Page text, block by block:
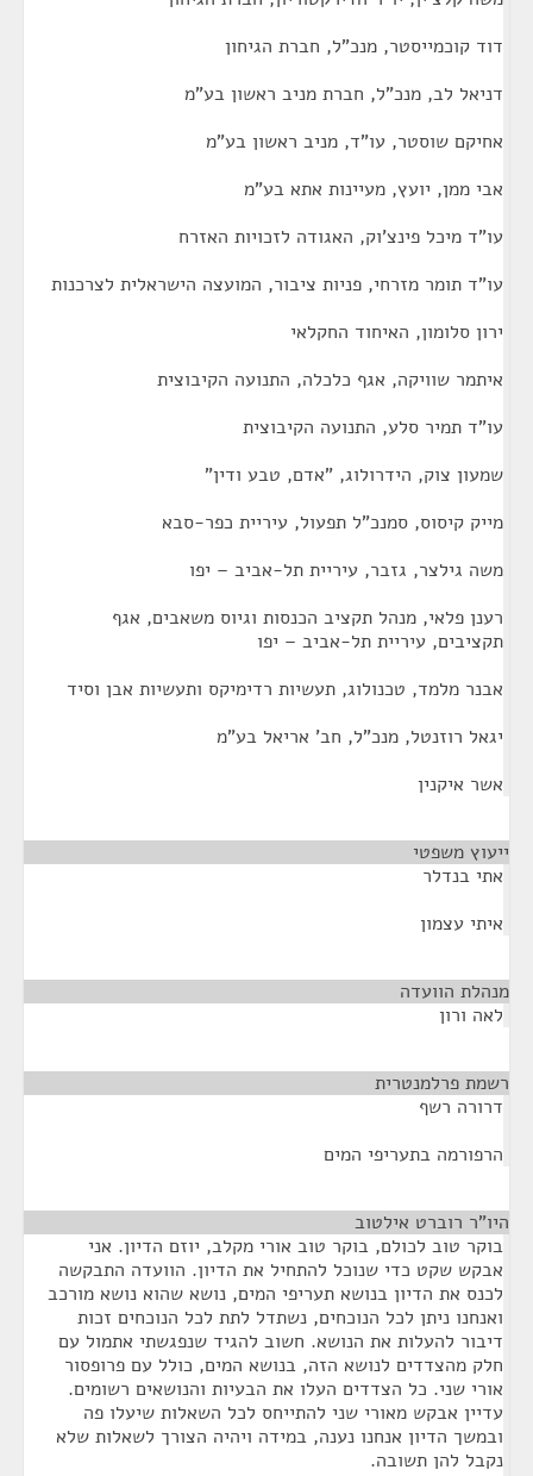
דוד קוכמייסטר, מנכ"ל, חברת הגיחון
דניאל לב, מנכ"ל, חברת מניב ראשון בע"מ
אחיקם שוסטר, עו"ד, מניב ראשון בע"מ
אבי ממן, יועץ, מעיינות אתא בע"מ
עו"ד מיכל פינצ'וק, האגודה לזכויות האזרח
עו"ד תומר מזרחי, פניות ציבור, המועצה הישראלית לצרכנות
ירון סלומון, האיחוד החקלאי
איתמר שוויקה, אגף כלכלה, התנועה הקיבוצית
עו"ד תמיר סלע, התנועה הקיבוצית
שמעון צוק, הידרולוג, "אדם, טבע ודין"
מייק קיסוס, סמנכ"ל תפעול, עיריית כפר-סבא
משה גילצר, גזבר, עיריית תל-אביב – יפו
רענן פלאי, מנהל תקציב הכנסות וגיוס משאבים, אגף
תקציבים, עיריית תל-אביב – יפו
אבנר מלמד, טכנולוג, תעשיות רדימיקס ותעשיות אבן וסיד
יגאל רוזנטל, מנכ"ל, חב' אריאל בע"מ
אשר איקנין
ייעוץ משפטי
אתי בנדלר
איתי עצמון
מנהלת הוועדה
לאה ורון
רשמת פרלמנטרית
דרורה רשף
הרפורמה בתעריפי המים
היו"ר רוברט אילטוב
בוקר טוב לכולם, בוקר טוב אורי מקלב, יוזם הדיון. אני
אבקש שקט כדי שנוכל להתחיל את הדיון. הוועדה התבקשה
לכנס את הדיון בנושא תעריפי המים, נושא שהוא נושא מורכב
ואנחנו ניתן לכל הנוכחים, נשתדל לתת לכל הנוכחים זכות
דיבור להעלות את הנושא. חשוב להגיד שנפגשתי אתמול עם
חלק מהצדדים לנושא הזה, בנושא המים, כולל עם פרופסור
אורי שני. כל הצדדים העלו את הבעיות והנושאים רשומים.
עדיין אבקש מאורי שני להתייחס לכל השאלות שיעלו פה
ובמשך הדיון אנחנו נענה, במידה ויהיה הצורך לשאלות שלא
נקבל להן תשובה.